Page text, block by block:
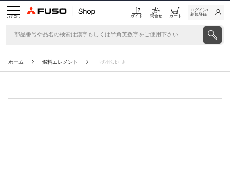
カテゴリ ガイド 問合せ カート
ログイン/
新規登録
ホーム 燃料エレメント ｴﾚﾒﾝﾄK,ﾋﾕｴﾙ